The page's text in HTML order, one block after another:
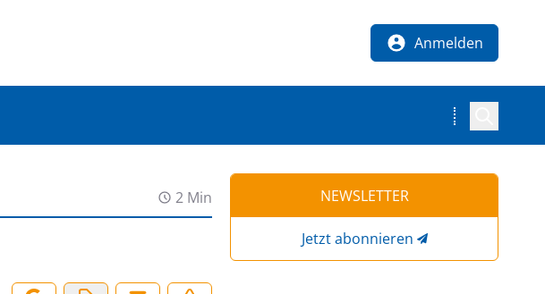
Anmelden
2 Min NEWSLETTER
Jetzt abonnieren